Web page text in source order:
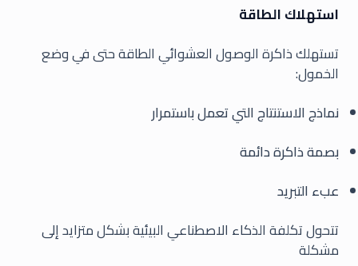
استهلاك الطاقة
تستهلك ذاكرة الوصول العشوائي الطاقة حتى في وضع
الخمول:
نماذج الاستنتاج التي تعمل باستمرار
بصمة ذاكرة دائمة
عبء التبريد
تتحول تكلفة الذكاء الاصطناعي البيئية بشكل متزايد إلى
مشكلة